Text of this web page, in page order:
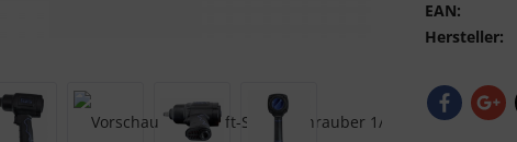
EAN:
Hersteller: